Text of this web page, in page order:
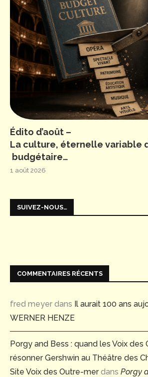
Édito d’août –
La culture, éternelle variable
budgétaire…
1 août 2026
SUIVEZ-NOUS…
COMMENTAIRES RÉCENTS
fred meyer dans Il aurait 100 ans
WERNER HENZE
Porgy and Bess : quand les Voix
résonner Gershwin au Théâtre des
Site Voix des Outre-merdans Porgy